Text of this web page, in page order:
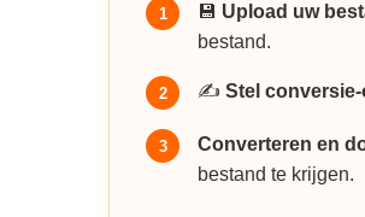
1 💾 Upload uw
bestand.
2 ✍️ Stel
3 Converteren en
bestand te krijgen.